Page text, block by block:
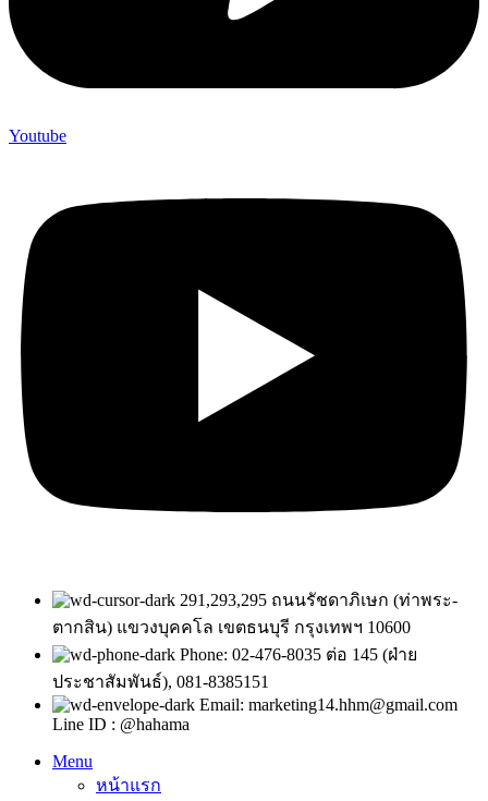
Youtube
291,293,295 ถนนรัชดาภิเษก (ท่าพระ-
ตากสิน) แขวงบุคคโล เขตธนบุรี กรุงเทพฯ 10600
Phone: 02-476-8035 ต่อ 145 (ฝ่าย
ประชาสัมพันธ์), 081-8385151
Email: marketing14.hhm@gmail.com
Line ID : @hahama
Menu
หน้าแรก